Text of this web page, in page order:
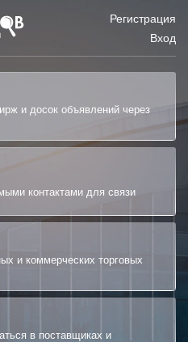
Регистрация
Вход
и досок объявлений через
контактами для связи
и коммерческих торговых
в поставщиках и